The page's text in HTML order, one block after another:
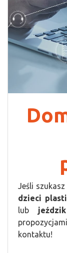
Jeśli
dzieci
lub
kontaktu!